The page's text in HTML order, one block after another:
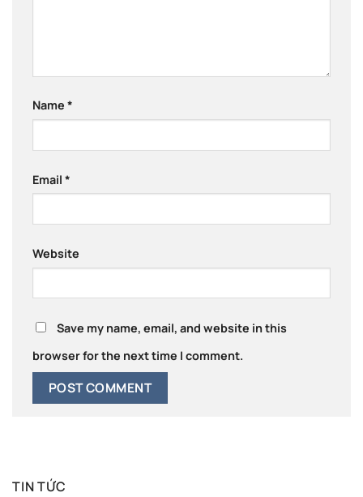
Name *
Email *
Website
Save my name, email, and website in this
browser for the next time I comment.
TIN TỨC